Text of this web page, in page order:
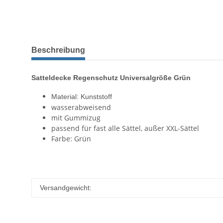
Beschreibung
Satteldecke Regenschutz Universalgröße Grün
Material: Kunststoff
wasserabweisend
mit Gummizug
passend für fast alle Sättel, außer XXL-Sättel
Farbe: Grün
Versandgewicht: